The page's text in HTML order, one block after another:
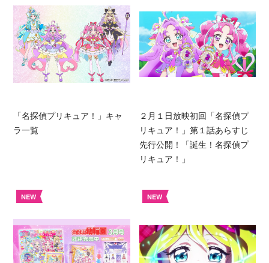
「名探偵プリキュア！」キャ
ラ一覧
２月１日放映初回「名探偵プ
リキュア！」第１話あらすじ
先行公開！「誕生！名探偵プ
リキュア！」
NEW NEW